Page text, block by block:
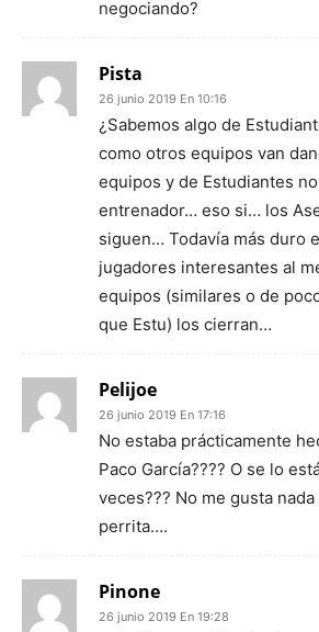
negociando?
Pista
26 junio 2019 En 10:16
¿Sabemos algo de
como otros equipos van
equipos y de Estudiantes
entrenador… eso si… los
siguen… Todavía más duro
jugadores interesantes al
equipos (similares o de
que Estu) los cierran…
Pelijoe
26 junio 2019 En 17:16
No estaba prácticamente
Paco García???? O se lo
veces??? No me gusta
perrita….
Pinone
26 junio 2019 En 19:28